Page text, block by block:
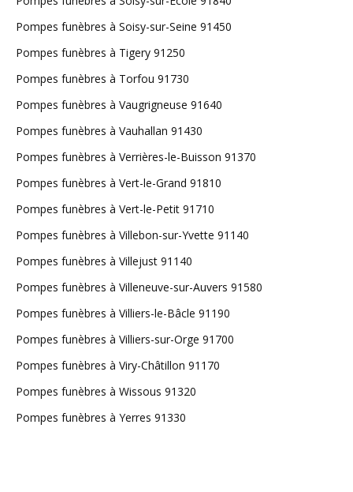
Pompes funèbres à Soisy-sur-Seine 91450
Pompes funèbres à Tigery 91250
Pompes funèbres à Torfou 91730
Pompes funèbres à Vaugrigneuse 91640
Pompes funèbres à Vauhallan 91430
Pompes funèbres à Verrières-le-Buisson 91370
Pompes funèbres à Vert-le-Grand 91810
Pompes funèbres à Vert-le-Petit 91710
Pompes funèbres à Villebon-sur-Yvette 91140
Pompes funèbres à Villejust 91140
Pompes funèbres à Villeneuve-sur-Auvers 91580
Pompes funèbres à Villiers-le-Bâcle 91190
Pompes funèbres à Villiers-sur-Orge 91700
Pompes funèbres à Viry-Châtillon 91170
Pompes funèbres à Wissous 91320
Pompes funèbres à Yerres 91330